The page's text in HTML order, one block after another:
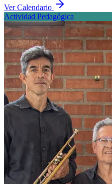
Ver Calendario
Actividad Pedagógica